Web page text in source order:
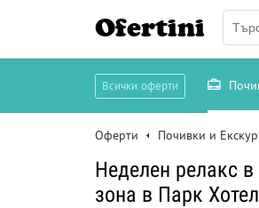
Ofertini
Всички оферти
Оферти Почивки и
Неделен релакс
зона в Парк